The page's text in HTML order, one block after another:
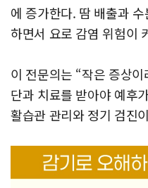
에 증가한다. 땀 배출과
하면서 요로 감염 위험이
이 전문의는 “작은 증상
단과 치료를 받아야 예후
활습관 관리와 정기 검진